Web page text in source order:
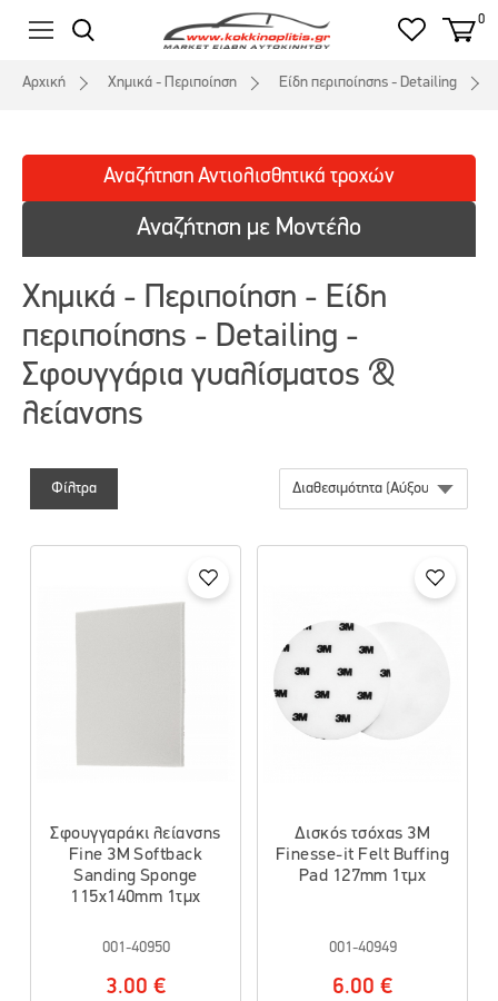
0
Αρχική Χημικά - Περιποίηση Είδη περιποίησης - Detailing
Αναζήτηση με Μοντέλο
Αναζήτηση Αντιολισθητικά τροχών
Χημικά - Περιποίηση - Είδη
περιποίησης - Detailing -
Σφουγγάρια γυαλίσματος &
λείανσης
Φίλτρα
Σφουγγαράκι λείανσης
Fine 3M Softback
Sanding Sponge
115x140mm 1τμχ
001-40950
3.00 €
Δισκός τσόχας 3M
Finesse-it Felt Buffing
Pad 127mm 1τμχ
001-40949
6.00 €